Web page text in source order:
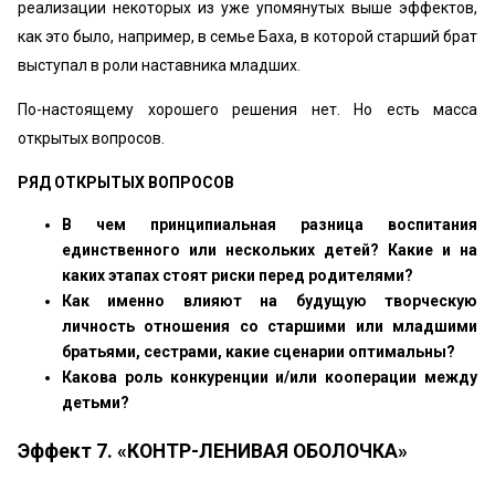
реализации некоторых из уже упомянутых выше эффектов,
как это было, например, в семье Баха, в которой старший брат
выступал в роли наставника младших.
По-настоящему хорошего решения нет. Но есть масса
открытых вопросов.
РЯД ОТКРЫТЫХ ВОПРОСОВ
В чем принципиальная разница воспитания
единственного или нескольких детей? Какие и на
каких этапах стоят риски перед родителями?
Как именно влияют на будущую творческую
личность отношения со старшими или младшими
братьями, сестрами, какие сценарии оптимальны?
Какова роль конкуренции и/или кооперации между
детьми?
Эффект 7. «КОНТР-ЛЕНИВАЯ ОБОЛОЧКА»